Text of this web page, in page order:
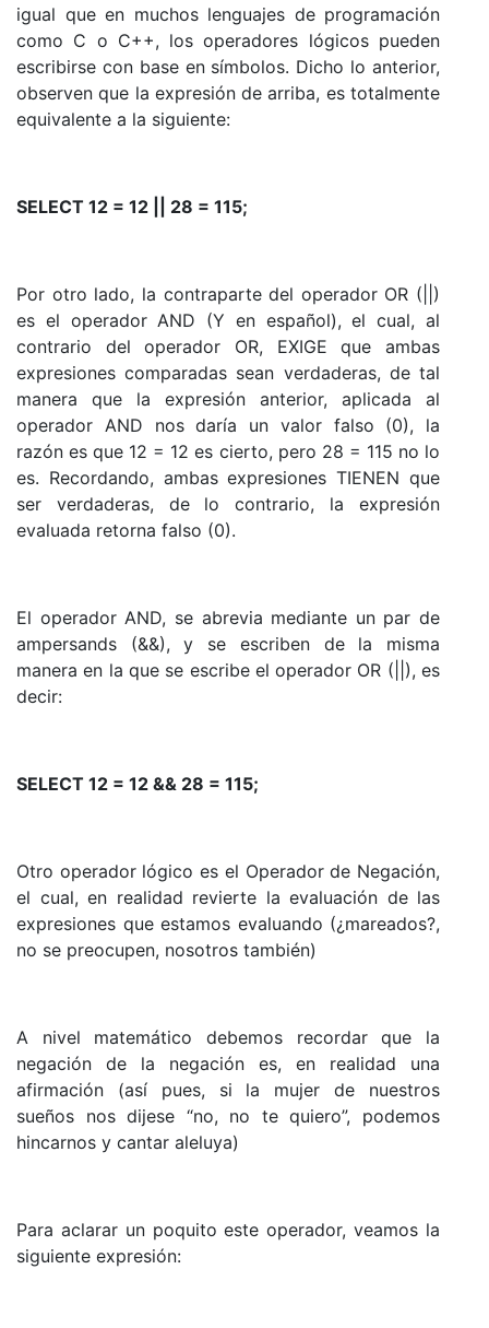
igual que en muchos lenguajes de programación
como C o C++, los operadores lógicos pueden
escribirse con base en símbolos. Dicho lo anterior,
observen que la expresión de arriba, es totalmente
equivalente a la siguiente:
SELECT 12 = 12 || 28 = 115;
Por otro lado, la contraparte del operador OR (||)
es el operador AND (Y en español), el cual, al
contrario del operador OR, EXIGE que ambas
expresiones comparadas sean verdaderas, de tal
manera que la expresión anterior, aplicada al
operador AND nos daría un valor falso (0), la
razón es que 12 = 12 es cierto, pero 28 = 115 no lo
es. Recordando, ambas expresiones TIENEN que
ser verdaderas, de lo contrario, la expresión
evaluada retorna falso (0).
El operador AND, se abrevia mediante un par de
ampersands (&&), y se escriben de la misma
manera en la que se escribe el operador OR (||), es
decir:
SELECT 12 = 12 && 28 = 115;
Otro operador lógico es el Operador de Negación,
el cual, en realidad revierte la evaluación de las
expresiones que estamos evaluando (¿mareados?,
no se preocupen, nosotros también)
A nivel matemático debemos recordar que la
negación de la negación es, en realidad una
afirmación (así pues, si la mujer de nuestros
sueños nos dijese “no, no te quiero”, podemos
hincarnos y cantar aleluya)
Para aclarar un poquito este operador, veamos la
siguiente expresión: